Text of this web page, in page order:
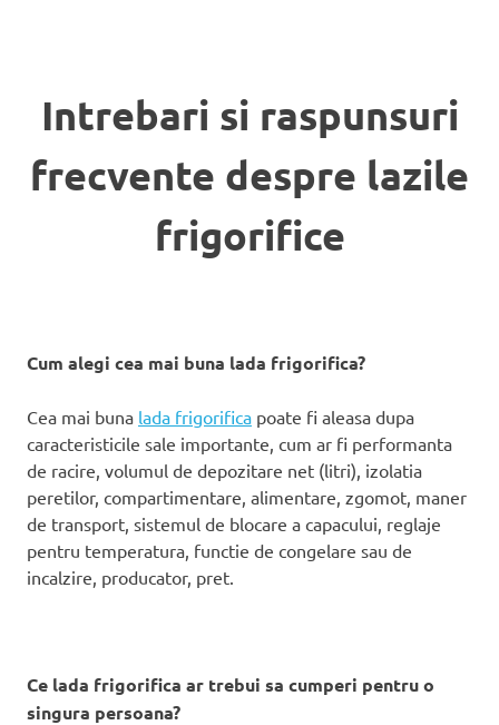
Intrebari si raspunsuri
frecvente despre lazile
frigorifice
Cum alegi cea mai buna lada frigorifica?
Cea mai buna lada frigorifica poate fi aleasa dupa
caracteristicile sale importante, cum ar fi performanta
de racire, volumul de depozitare net (litri), izolatia
peretilor, compartimentare, alimentare, zgomot, maner
de transport, sistemul de blocare a capacului, reglaje
pentru temperatura, functie de congelare sau de
incalzire, producator, pret.
Ce lada frigorifica ar trebui sa cumperi pentru o
singura persoana?